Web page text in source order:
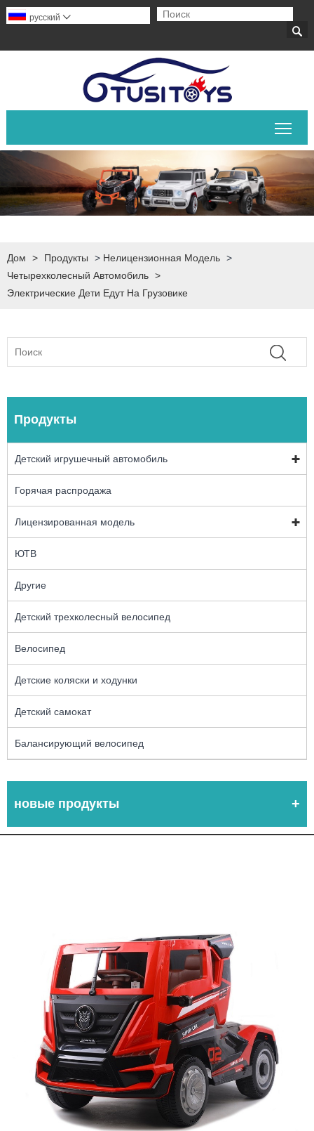

русский 
Дом > Продукты > Нелицензионная Модель >
Четырехколесный Автомобиль >
Электрические Дети Едут На Грузовике
Продукты
Детский игрушечный автомобиль
Горячая распродажа
Лицензированная модель
ЮТВ
Другие
Детский трехколесный велосипед
Велосипед
Детские коляски и ходунки
Детский самокат
Балансирующий велосипед
новые продукты